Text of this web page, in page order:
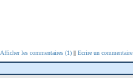
Afficher les commentaires (1)|| Ecrire un commentaire